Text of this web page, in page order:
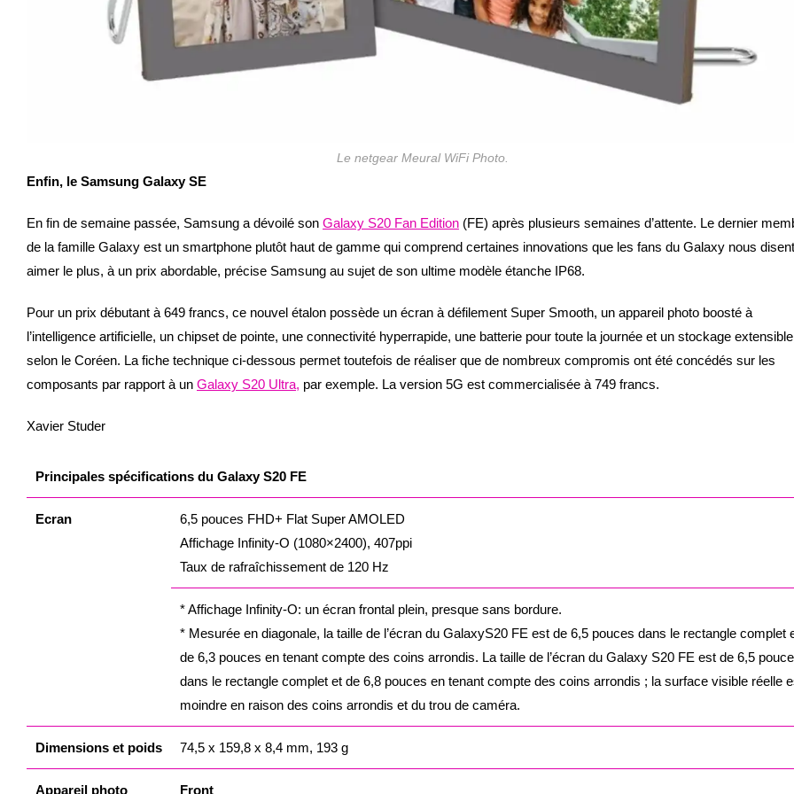
Le netgear Meural WiFi Photo.
Enfin, le Samsung Galaxy SE
En fin de semaine passée, Samsung a dévoilé son Galaxy S20 Fan Edition (FE) après plusieurs semaines d’attente. Le dernier
de la famille Galaxy est un smartphone plutôt haut de gamme qui comprend certaines innovations que les fans du Galaxy nous disent
aimer le plus, à un prix abordable, précise Samsung au sujet de son ultime modèle étanche IP68.
Pour un prix débutant à 649 francs, ce nouvel étalon possède un écran à défilement Super Smooth, un appareil photo boosté à
l’intelligence artificielle, un chipset de pointe, une connectivité hyperrapide, une batterie pour toute la journée et un stockage
selon le Coréen. La fiche technique ci-dessous permet toutefois de réaliser que de nombreux compromis ont été concédés sur les
composants par rapport à un Galaxy S20 Ultra, par exemple. La version 5G est commercialisée à 749 francs.
Xavier Studer
Principales spécifications du Galaxy S20 FE
Ecran
6,5 pouces FHD+ Flat Super AMOLED
Affichage Infinity-O (1080×2400), 407ppi
Taux de rafraîchissement de 120 Hz
* Affichage Infinity-O: un écran frontal plein, presque sans bordure.
* Mesurée en diagonale, la taille de l’écran du GalaxyS20 FE est de 6,5 pouces dans le rectangle complet
de 6,3 pouces en tenant compte des coins arrondis. La taille de l’écran du Galaxy S20 FE est de 6,5
dans le rectangle complet et de 6,8 pouces en tenant compte des coins arrondis ; la surface visible réelle
moindre en raison des coins arrondis et du trou de caméra.
Dimensions et poids 74,5 x 159,8 x 8,4 mm, 193 g
Appareil photo Front